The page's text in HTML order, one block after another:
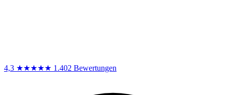
4,3 ★★★★★ 1.402 Bewertungen